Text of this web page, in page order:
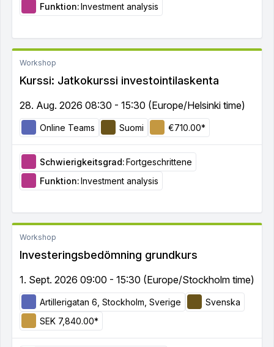
Funktion:Investment analysis
Workshop
Kurssi: Jatkokurssi investointilaskenta
28. Aug. 2026 08:30 - 15:30 (Europe/Helsinki time)
Online Teams Suomi €710.00*
Schwierigkeitsgrad:Fortgeschrittene
Funktion:Investment analysis
Workshop
Investeringsbedömning grundkurs
1. Sept. 2026 09:00 - 15:30 (Europe/Stockholm time)
Artillerigatan 6, Stockholm, Sverige
Svenska
SEK 7,840.00*